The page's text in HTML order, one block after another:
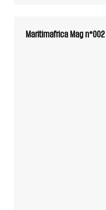
Maritimafrica Mag n°002